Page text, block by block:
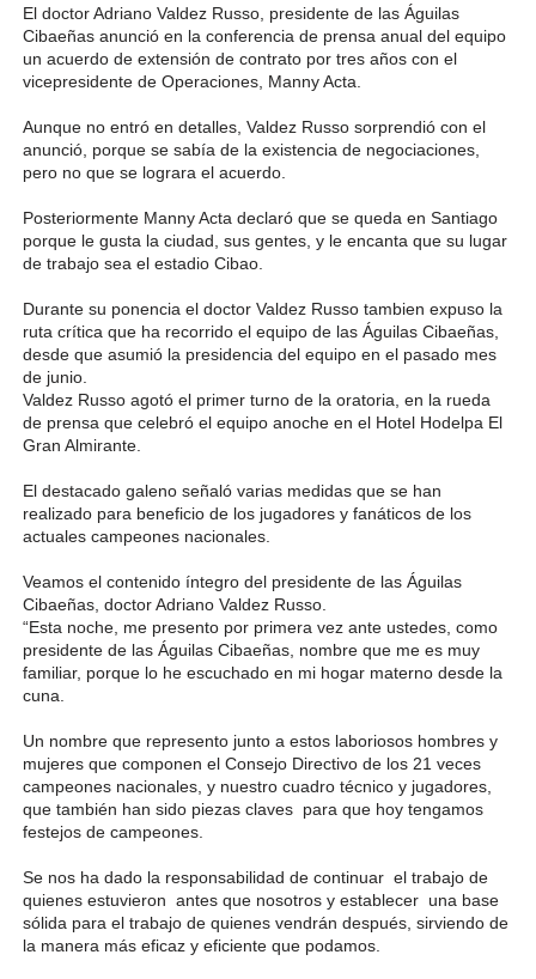
El doctor Adriano Valdez Russo, presidente de las Águilas
Cibaeñas anunció en la conferencia de prensa anual del equipo
un acuerdo de extensión de contrato por tres años con el
vicepresidente de Operaciones, Manny Acta.
Aunque no entró en detalles, Valdez Russo sorprendió con el
anunció, porque se sabía de la existencia de negociaciones,
pero no que se lograra el acuerdo.
Posteriormente Manny Acta declaró que se queda en Santiago
porque le gusta la ciudad, sus gentes, y le encanta que su lugar
de trabajo sea el estadio Cibao.
Durante su ponencia el doctor Valdez Russo tambien expuso la
ruta crítica que ha recorrido el equipo de las Águilas Cibaeñas,
desde que asumió la presidencia del equipo en el pasado mes
de junio.
Valdez Russo agotó el primer turno de la oratoria, en la rueda
de prensa que celebró el equipo anoche en el Hotel Hodelpa El
Gran Almirante.
El destacado galeno señaló varias medidas que se han
realizado para beneficio de los jugadores y fanáticos de los
actuales campeones nacionales.
Veamos el contenido íntegro del presidente de las Águilas
Cibaeñas, doctor Adriano Valdez Russo.
“Esta noche, me presento por primera vez ante ustedes, como
presidente de las Águilas Cibaeñas, nombre que me es muy
familiar, porque lo he escuchado en mi hogar materno desde la
cuna.
Un nombre que represento junto a estos laboriosos hombres y
mujeres que componen el Consejo Directivo de los 21 veces
campeones nacionales, y nuestro cuadro técnico y jugadores,
que también han sido piezas claves para que hoy tengamos
festejos de campeones.
Se nos ha dado la responsabilidad de continuar el trabajo de
quienes estuvieron antes que nosotros y establecer una base
sólida para el trabajo de quienes vendrán después, sirviendo de
la manera más eficaz y eficiente que podamos.